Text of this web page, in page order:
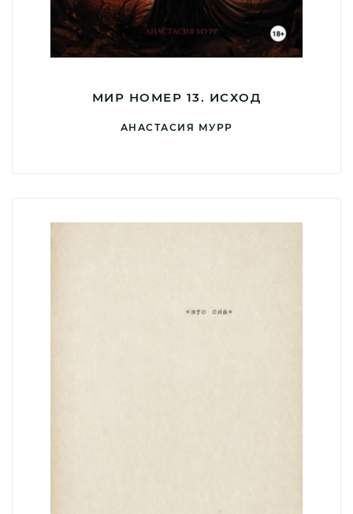
МИР НОМЕР 13. ИСХОД
АНАСТАСИЯ МУРР